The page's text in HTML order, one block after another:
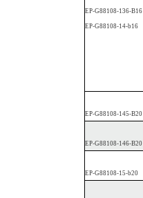
EP-G88108-1 36-B16
EP-G88108-14-b16
EP-G88108-1 45-B20
EP-G88108-1 46-B20
EP-G88108-15-b20